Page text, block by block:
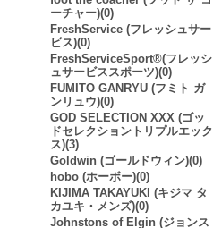
ーチャー)(0)
FreshService (フレッシュサー
ビス)(0)
FreshServiceSport®︎(フレッシ
ュサービススポーツ)(0)
FUMITO GANRYU (フミト ガ
ンリュウ)(0)
GOD SELECTION XXX (ゴッ
ドセレクショントリプルエック
ス)(3)
Goldwin (ゴールドウィン)(0)
hobo (ホーボー)(0)
KIJIMA TAKAYUKI (キジマ タ
カユキ・メンズ)(0)
Johnstons of Elgin (ジョンス